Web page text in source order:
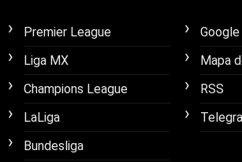
Premier League
Liga MX
Champions League
LaLiga
Bundesliga
Mapa
RSS